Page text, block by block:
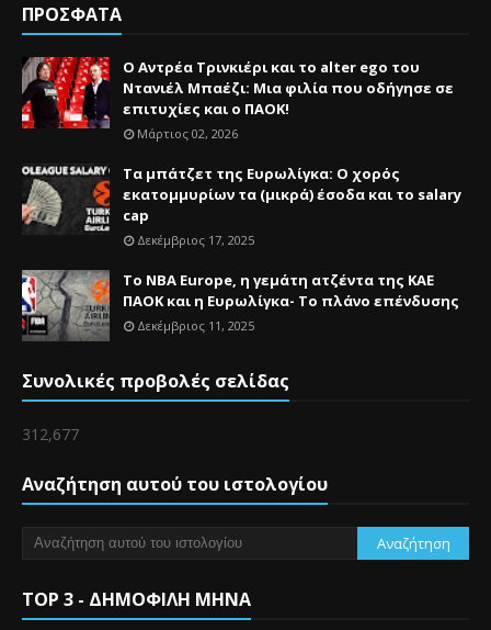
ΠΡΟΣΦΑΤΑ
Ο Αντρέα Τρινκιέρι και το alter ego του
Ντανιέλ Μπαέζι: Μια φιλία που οδήγησε σε
επιτυχίες και ο ΠΑΟΚ!
Μάρτιος 02, 2026
Τα μπάτζετ της Ευρωλίγκα: Ο χορός
εκατομμυρίων τα (μικρά) έσοδα και το salary
cap
Δεκέμβριος 17, 2025
Το NBA Europe, η γεμάτη ατζέντα της ΚΑΕ
ΠΑΟΚ και η Ευρωλίγκα- Το πλάνο επένδυσης
Δεκέμβριος 11, 2025
Συνολικές προβολές σελίδας
312,677
Αναζήτηση αυτού του ιστολογίου
TOP 3 - ΔΗΜΟΦΙΛΗ ΜΗΝΑ